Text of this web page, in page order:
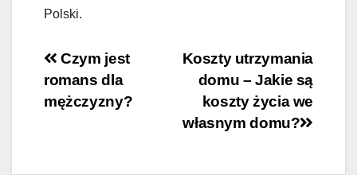
Polski.
Nawigacja
wpisu
Koszty utrzymania
domu – Jakie są
koszty życia we
własnym domu?
Czym jest
romans dla
mężczyzny?